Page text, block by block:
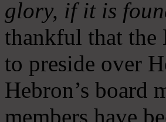
glory, if it is
thankful that the
to preside over
Hebron’s board
members have